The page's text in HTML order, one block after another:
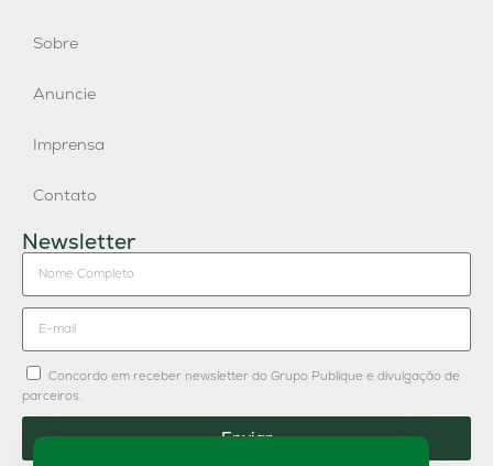
Sobre
Anuncie
Imprensa
Contato
Newsletter
Concordo em receber newsletter do Grupo Publique e divulgação de
parceiros.
Enviar